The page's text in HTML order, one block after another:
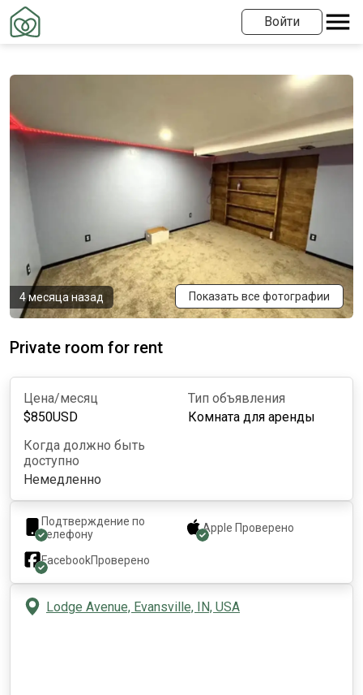
Войти
4 месяца назад Показать все фотографии
Private room for rent
Цена/месяц
$850USD
Тип объявления
Комната для аренды
Когда должно быть
доступно
Немедленно
Подтверждение по
телефону
Apple Проверено
FacebookПроверено
Lodge Avenue, Evansville, IN, USA